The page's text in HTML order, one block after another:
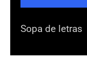
Sopa de letras